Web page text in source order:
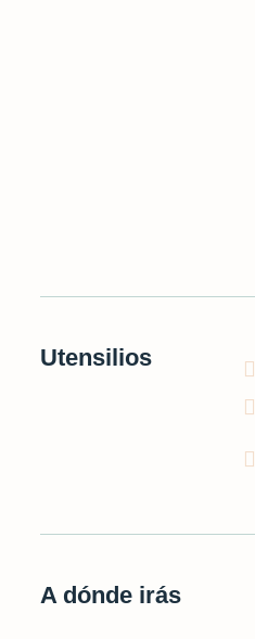
Utensilios
A dónde irás